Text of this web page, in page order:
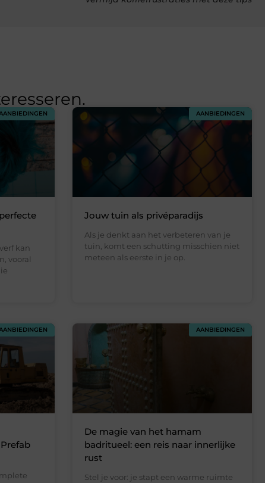
kan
vooral
AANBIEDINGEN
Jouw tuin als privéparadijs
Als je denkt aan het verbeteren van je
tuin, komt een schutting misschien niet
meteen als eerste in je op.
AANBIEDINGEN
De magie van het hamam
badritueel: een reis naar innerlijke
rust
Stel je voor: je stapt een warme ruimte